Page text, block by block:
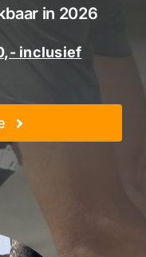
in 2026
inclusief